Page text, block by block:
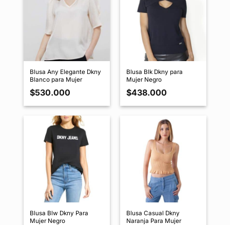
Blusa Any Elegante Dkny
Blanco para Mujer
$530.000
Blusa Blk Dkny para
Mujer Negro
$438.000
Blusa Blw Dkny Para
Mujer Negro
Blusa Casual Dkny
Naranja Para Mujer